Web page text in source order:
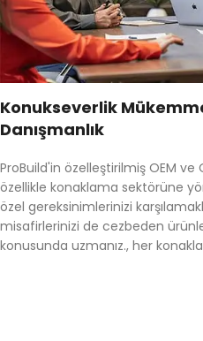
Konukseverlik
Danışmanlık
ProBuild'in özelleştirilmiş OEM
özellikle konaklama sektörüne
özel gereksinimlerinizi
misafirlerinizi de cezbeden
konusunda uzmanız., her